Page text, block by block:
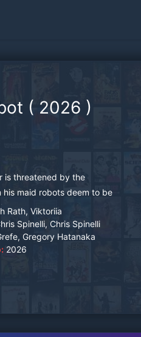
( 2026 )
is threatened by the
his maid robots deem to be
Rath, Viktoriia
Spinelli, Chris Spinelli
Gregory Hatanaka
2026